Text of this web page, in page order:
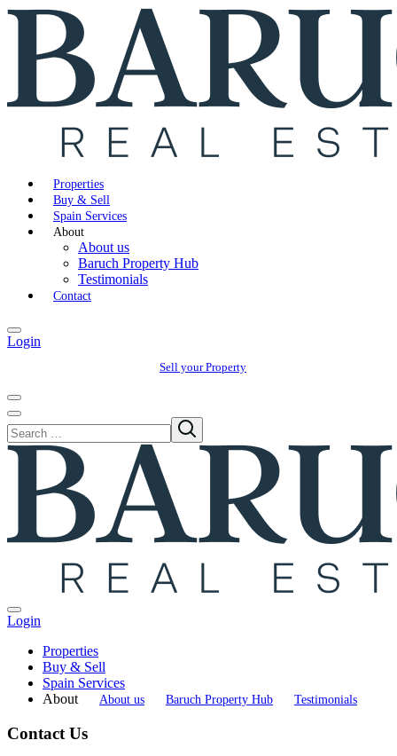
Properties
Buy & Sell
Spain Services
About
About us
Baruch Property Hub
Testimonials
Contact
Login
Sell your Property
Login
Properties
Buy & Sell
Spain Services
About
About us Baruch Property Hub Testimonials
Contact Us